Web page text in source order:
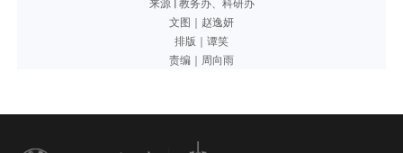
文图｜赵逸妍
排版｜谭笑
责编｜周向雨